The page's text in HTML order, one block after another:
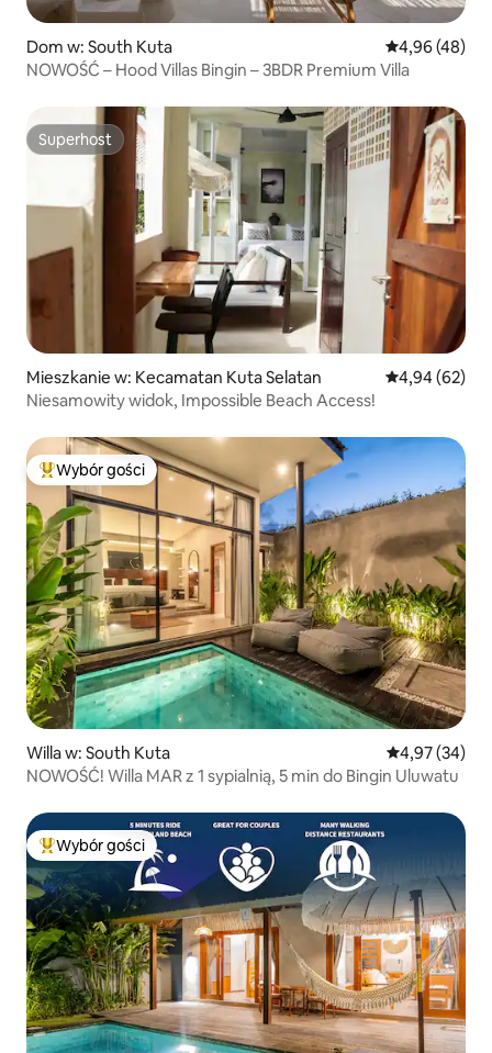
Dom w: South Kuta Średnia
4,96 (48)
NOWOŚĆ – Hood Villas Bingin – 3BDR Premium Villa
Superhost
Superhost
Mieszkanie w: Kecamatan Kuta Selatan Średnia
4,94 (62)
Niesamowity widok, Impossible Beach Access!
Najpopularniejsze z kategorii Wybór gości
Wybór gości
Willa w: South Kuta Średnia
4,97 (34)
NOWOŚĆ! Willa MAR z 1 sypialnią, 5 min do Bingin Uluwatu
Najpopularniejsze z kategorii Wybór gości
Wybór gości